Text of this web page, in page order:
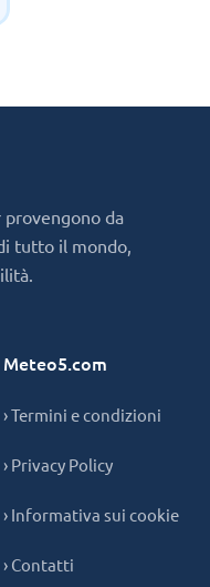
provengono da
tutto il mondo,
Meteo5.com
› Termini e condizioni
› Privacy Policy
› Informativa sui cookie
› Contatti